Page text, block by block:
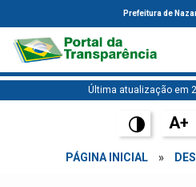
Prefeitura de
Última atualização em
A+
PÁGINA INICIAL »